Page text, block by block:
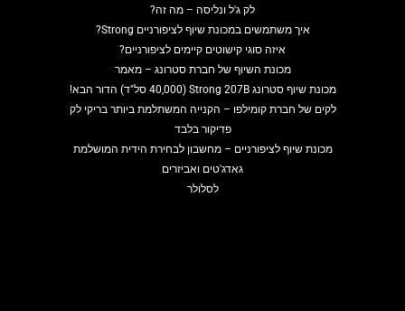
לק ג'ל ונליסה – מה זה?
איך משתמשים במכונת שיוף לציפורניים Strong?
איזה סוגי קישוטים קיימים לציפורניים?
מכונת השיוף של חברת סטרונג – מאמר
מכונת שיוף סטרונג Strong 207B (40,000 סל"ד) הדור הבא!
לקים של חברת קומילפו – הקנייה המשתלמת ביותר בריקי לק
פדיקור בלבד
מכונת שיוף לציפורניים – מחשבון לבחירת הידית המושלמת
גאדג'טים ואביזרים
לסלולר